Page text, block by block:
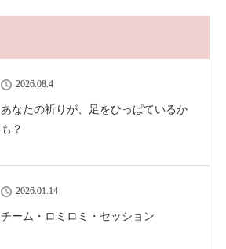
2026.08.4
あなたの祈りが、足をひっぱているか
も？
2026.01.14
チーム・ロミロミ・セッション